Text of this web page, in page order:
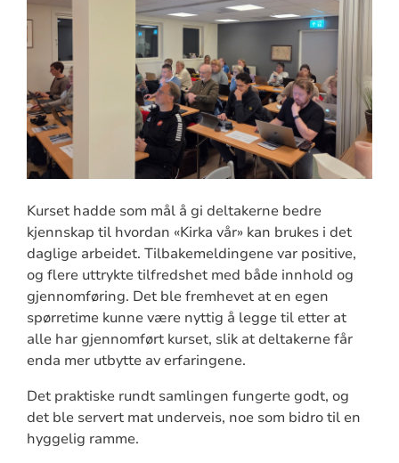
Kurset hadde som mål å gi deltakerne bedre
kjennskap til hvordan «Kirka vår» kan brukes i det
daglige arbeidet. Tilbakemeldingene var positive,
og flere uttrykte tilfredshet med både innhold og
gjennomføring. Det ble fremhevet at en egen
spørretime kunne være nyttig å legge til etter at
alle har gjennomført kurset, slik at deltakerne får
enda mer utbytte av erfaringene.
Det praktiske rundt samlingen fungerte godt, og
det ble servert mat underveis, noe som bidro til en
hyggelig ramme.